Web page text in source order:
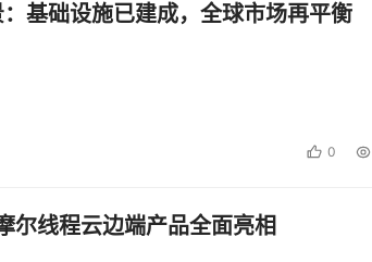
基础设施已建成，全球市场再平衡
0
尔线程云边端产品全面亮相